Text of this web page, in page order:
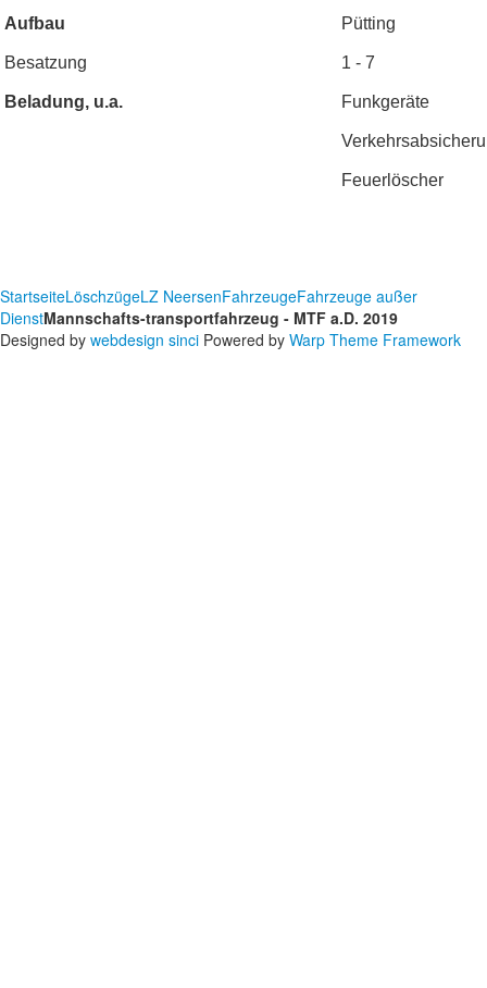
Aufbau Pütting
Besatzung 1 - 7
Beladung, u.a. Funkgeräte
Feuerlöscher
StartseiteLöschzügeLZ NeersenFahrzeugeFahrzeuge außer
DienstMannschafts-transportfahrzeug - MTF a.D. 2019
Designed by webdesign sinci Powered by Warp Theme Framework